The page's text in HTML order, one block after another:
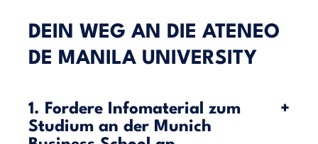
DEIN WEG AN DIE ATENEO
DE MANILA UNIVERSITY
1. Fordere Infomaterial zum
Studium an der Munich
+